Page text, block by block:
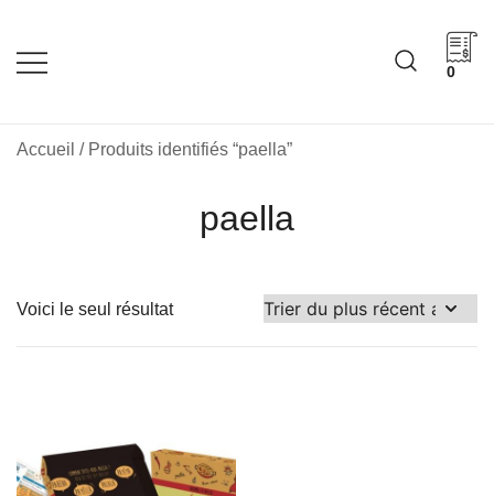
content
0
Accueil / Produits identifiés “paella”
paella
Voici le seul résultat